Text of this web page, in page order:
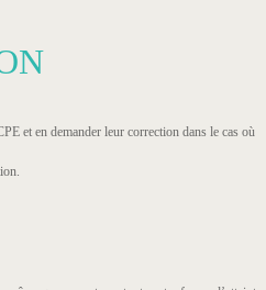
et en demander leur correction dans le cas où